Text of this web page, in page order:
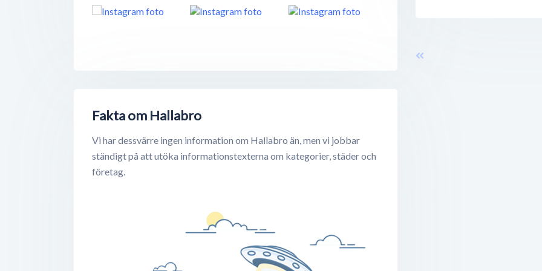
Fakta om Hallabro
Vi har dessvärre ingen information om Hallabro än, men vi jobbar
ständigt på att utöka informationstexterna om kategorier, städer och
företag.